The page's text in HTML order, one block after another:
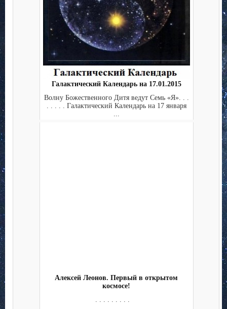
Галактический Календарь на 17.01.2015
Волну Божественного Дитя ведут Семь «Я». . .
. . . . . Галактический Календарь на 17 января
Алексей Леонов. Первый в открытом
космосе!